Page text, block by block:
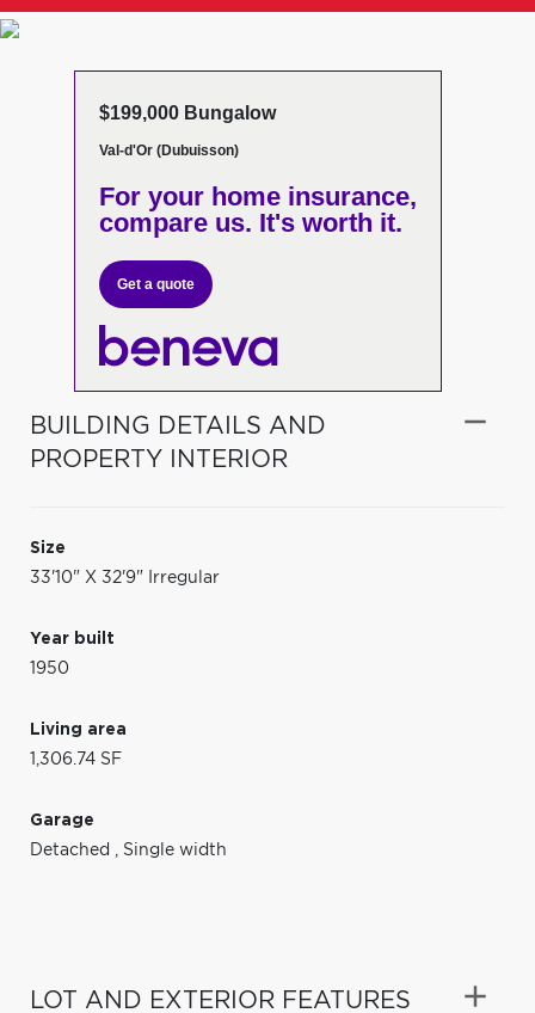
$199,000 Bungalow
Val-d'Or (Dubuisson)
For your home insurance,
compare us. It's worth it.
Get a quote
BUILDING DETAILS AND
PROPERTY INTERIOR
Size
33'10" X 32'9" Irregular
Year built
1950
Living area
1,306.74 SF
Garage
Detached , Single width
LOT AND EXTERIOR FEATURES